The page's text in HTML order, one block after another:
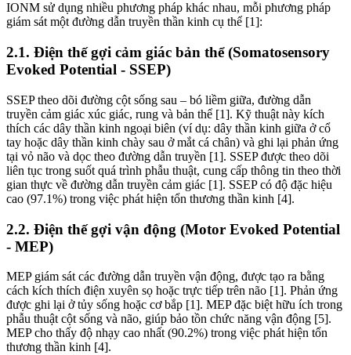
IONM sử dụng nhiều phương pháp khác nhau, mỗi phương pháp
giám sát một đường dẫn truyền thần kinh cụ thể [1]:
2.1. Điện thế gợi cảm giác bản thể (Somatosensory
Evoked Potential - SSEP)
SSEP theo dõi đường cột sống sau – bó liềm giữa, đường dẫn
truyền cảm giác xúc giác, rung và bản thể [1]. Kỹ thuật này kích
thích các dây thần kinh ngoại biên (ví dụ: dây thần kinh giữa ở cổ
tay hoặc dây thần kinh chày sau ở mắt cá chân) và ghi lại phản ứng
tại vỏ não và dọc theo đường dẫn truyền [1]. SSEP được theo dõi
liên tục trong suốt quá trình phẫu thuật, cung cấp thông tin theo thời
gian thực về đường dẫn truyền cảm giác [1]. SSEP có độ đặc hiệu
cao (97.1%) trong việc phát hiện tổn thương thần kinh [4].
2.2. Điện thế gợi vận động (Motor Evoked Potential
- MEP)
MEP giám sát các đường dẫn truyền vận động, được tạo ra bằng
cách kích thích điện xuyên sọ hoặc trực tiếp trên não [1]. Phản ứng
được ghi lại ở tủy sống hoặc cơ bắp [1]. MEP đặc biệt hữu ích trong
phẫu thuật cột sống và não, giúp bảo tồn chức năng vận động [5].
MEP cho thấy độ nhạy cao nhất (90.2%) trong việc phát hiện tổn
thương thần kinh [4].